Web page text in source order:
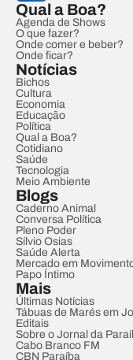
Qual a Boa?
Agenda de Shows
O que fazer?
Onde comer e beber?
Onde ficar?
Notícias
Bichos
Cultura
Economia
Educação
Política
Qual a Boa?
Cotidiano
Saúde
Tecnologia
Meio Ambiente
Blogs
Caderno Animal
Conversa Política
Pleno Poder
Sílvio Osias
Saúde Alerta
Mercado em
Papo Íntimo
Mais
Últimas Notícias
Tábuas de Marés em
Editais
Sobre o Jornal da
Cabo Branco FM
CBN Paraíba